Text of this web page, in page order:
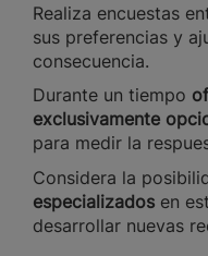
Realiza encuestas
sus preferencias y
consecuencia.
Durante un tiempo
exclusivamente
para medir la
Considera la
especializados en
desarrollar nuevas